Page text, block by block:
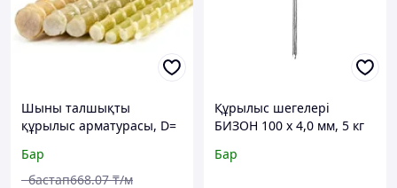
Шыны талшықты
құрылыс арматурасы, D=
Өлшемділігі: шығанақ; м/
д; н/д
Бар
бастап668.07 ₸/м
Құрылыс шегелері
БИЗОН 100 х 4,0 мм, 5 кг
Бар